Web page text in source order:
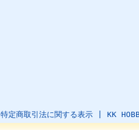
特定商取引法に関する表示 KK